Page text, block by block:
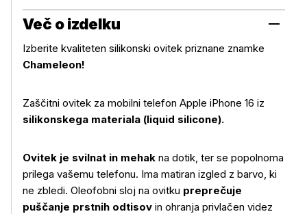
Več o izdelku
Izberite kvaliteten silikonski ovitek priznane znamke
Chameleon!
Zaščitni ovitek za mobilni telefon Apple iPhone 16 iz
silikonskega materiala (liquid silicone).
Ovitek je svilnat in mehak na dotik, ter se popolnoma
prilega vašemu telefonu. Ima matiran izgled z barvo, ki
ne zbledi. Oleofobni sloj na ovitku preprečuje
puščanje prstnih odtisov in ohranja privlačen videz